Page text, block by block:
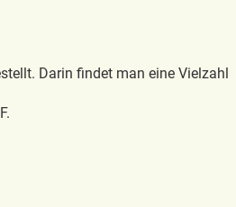
Darin findet man eine Vielzahl